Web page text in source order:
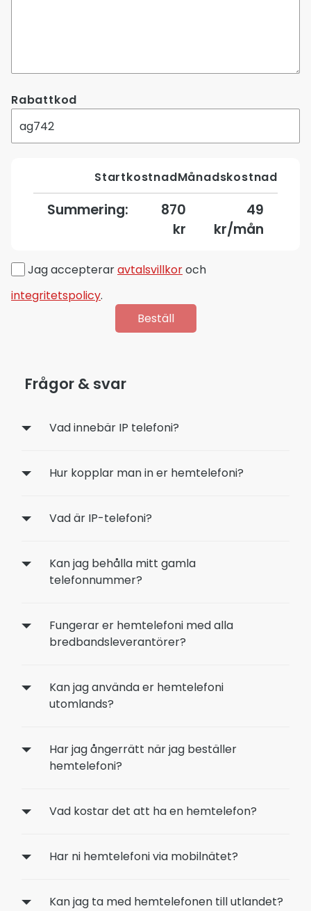
Rabattkod
StartkostnadMånadskostnad
Summering:
870
kr
49
kr/mån
Jag accepteraravtalsvillkoroch
integritetspolicy.
Frågor & svar
Vad innebär IP telefoni?
Hur kopplar man in er hemtelefoni?
Vad är IP-telefoni?
Kan jag behålla mitt gamla
telefonnummer?
Fungerar er hemtelefoni med alla
bredbandsleverantörer?
Kan jag använda er hemtelefoni
utomlands?
Har jag ångerrätt när jag beställer
hemtelefoni?
Vad kostar det att ha en hemtelefon?
Har ni hemtelefoni via mobilnätet?
Kan jag ta med hemtelefonen till utlandet?